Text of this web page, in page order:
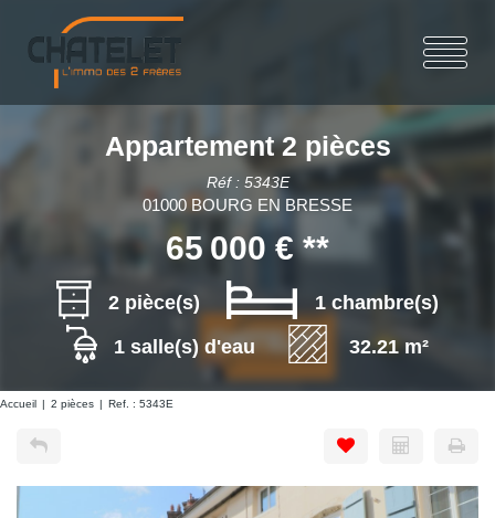
Appartement 2 pièces
Réf : 5343E
01000 BOURG EN BRESSE
65 000 €**
2 pièce(s)
1 chambre(s)
1 salle(s) d'eau
32.21 m²
Accueil 2 pièces Ref. : 5343E